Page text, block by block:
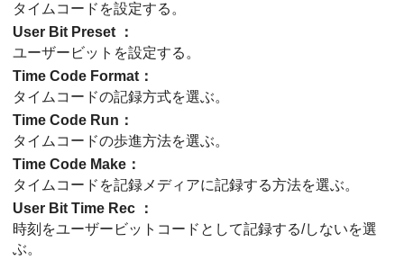
タイムコードを設定する。
User Bit Preset ：
ユーザービットを設定する。
Time Code Format ：
タイムコードの記録方式を選ぶ。
Time Code Run ：
タイムコードの歩進方法を選ぶ。
Time Code Make ：
タイムコードを記録メディアに記録する方法を選ぶ。
User Bit Time Rec ：
時刻をユーザービットコードとして記録する/しないを選
ぶ。